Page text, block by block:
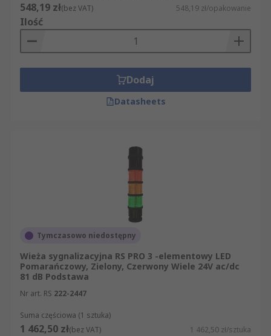
548,19 zł(bez VAT) 548,19 zł/opakowanie
Ilość
Dodaj
Datasheets
Tymczasowo niedostępny
Wieża sygnalizacyjna RS PRO 3 -elementowy LED
Pomarańczowy, Zielony, Czerwony Wiele 24V ac/dc
81 dB Podstawa
Nr art. RS 222-2447
Suma częściowa (1 sztuka)
1 462,50 zł(bez VAT) 1 462,50 zł/sztuka